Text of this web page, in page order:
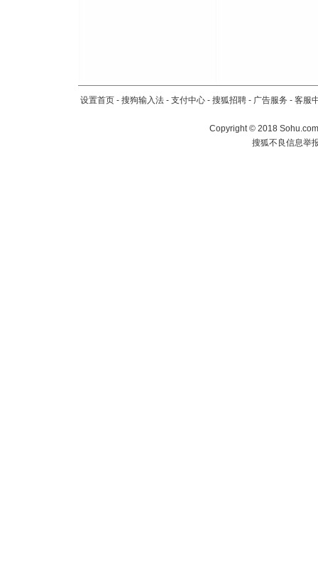
设置首页 - 搜狗输入法 - 支付中心 - 搜狐招聘 - 广告服务 - 客服
Copyright ©2018
搜狐不良信息举